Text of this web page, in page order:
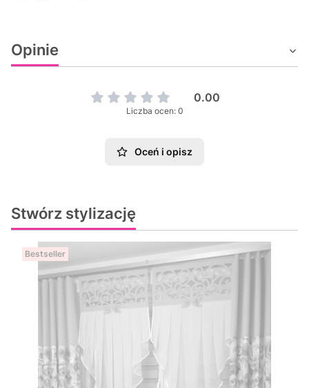
Opinie
0.00
Liczba ocen: 0
Oceń i opisz
Stwórz stylizację
Bestseller